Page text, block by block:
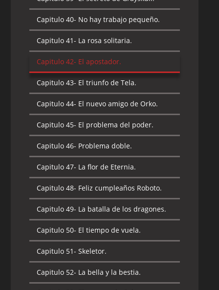
Capitulo 40- La casa de Shokoti [I Parte].
Capitulo 41- La casa de Shokoti [II Parte].
Capitulo 42- El doble filo de la espada.
Capitulo 43- El misterio de Man-E-Faces.
Capitulo 44- La región del hielo.
Capitulo 45- Orko pierde su magia.
Capitulo 46- La oscuridad eterna.
Capitulo 47- Los guardianes de las
ruinas de los ancestros.
Capitulo 48-El regreso del mal.
Capitulo 49-El regreso del Gryphon.
Capitulo 50-El templo del sol.
Capitulo 51-La ciudad bajo el mar.
Capitulo 52-El juicio de Tela.
Capitulo 40- No hay trabajo pequeño.
Capitulo 41- La rosa solitaria.
Capitulo 42- El apostador.
Capitulo 43- El triunfo de Tela.
Capitulo 44- El nuevo amigo de Orko.
Capitulo 45- El problema del poder.
Capitulo 46- Problema doble.
Capitulo 47- La flor de Eternia.
Capitulo 48- Feliz cumpleaños Roboto.
Capitulo 49- La batalla de los dragones.
Capitulo 50- El tiempo de vuela.
Capitulo 51- Skeletor.
Capitulo 52- La bella y la bestia.